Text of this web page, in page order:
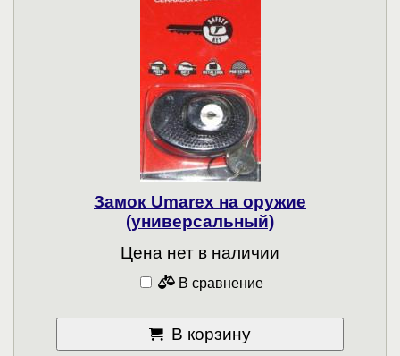
Замок Umarex на оружие
(универсальный)
Цена нет в наличии
В сравнение
В корзину